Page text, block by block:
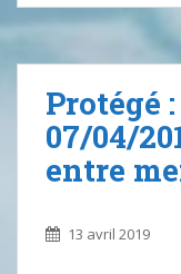
Protégé
07/04/
entre
13 avril 2019